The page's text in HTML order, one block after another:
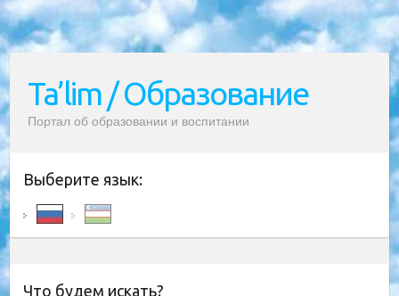
Ta’lim / Образование
Портал об образовании и воспитании
Выберите язык:
Что будем искать?